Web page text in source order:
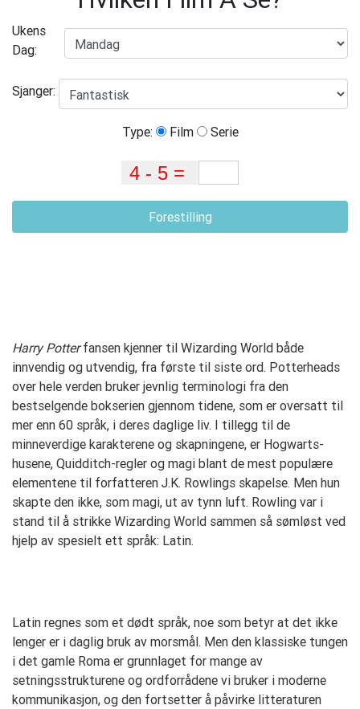
Ukens
Dag:
Sjanger:
Type: Film Serie
Forestilling
Harry Potterfansen kjenner til Wizarding World både
innvendig og utvendig, fra første til siste ord. Potterheads
over hele verden bruker jevnlig terminologi fra den
bestselgende bokserien gjennom tidene, som er oversatt til
mer enn 60 språk, i deres daglige liv. I tillegg til de
minneverdige karakterene og skapningene, er Hogwarts-
husene, Quidditch-regler og magi blant de mest populære
elementene til forfatteren J.K. Rowlings skapelse. Men hun
skapte den ikke, som magi, ut av tynn luft. Rowling var i
stand til å strikke Wizarding World sammen så sømløst ved
hjelp av spesielt ett språk: Latin.
Latin regnes som et dødt språk, noe som betyr at det ikke
lenger er i daglig bruk av morsmål. Men den klassiske tungen
i det gamle Roma er grunnlaget for mange av
setningsstrukturene og ordforrådene vi bruker i moderne
kommunikasjon, og den fortsetter å påvirke litteraturen